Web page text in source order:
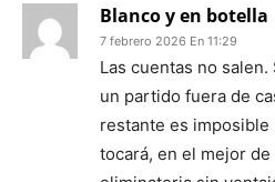
Blanco y en botella
7 febrero 2026 En 11:29
Las cuentas no
un partido fuera de
restante es
tocará, en el mejor